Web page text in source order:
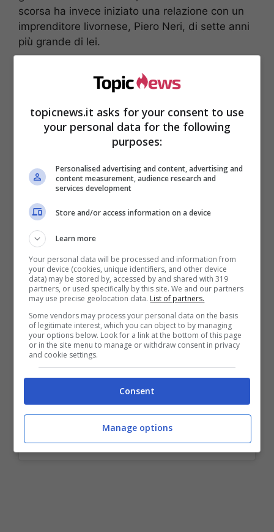
scorsa ha invece iniziato una relazione con un
imprenditore livornese, Piero Neri, di sette anni
più grande di lei.
Visualizza questo post su Instagram
Un post condiviso da Mario Balotelli Barwuah ????⚽️ (@mb459)
topicnews.it asks for your consent to use
your personal data for the following
purposes:
Personalised advertising and content, advertising and
content measurement, audience research and
services development
Store and/or access information on a device
Learn more
Your personal data will be processed and information from
your device (cookies, unique identifiers, and other device
data) may be stored by, accessed by and shared with 319
partners, or used specifically by this site. We and our partners
may use precise geolocation data. List of partners.
Some vendors may process your personal data on the basis
of legitimate interest, which you can object to by managing
your options below. Look for a link at the bottom of this page
or in the site menu to manage or withdraw consent in privacy
and cookie settings.
Consent
Manage options